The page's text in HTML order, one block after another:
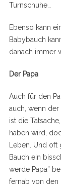
Turnschuhe…
Ebenso kann
Babybauch
danach immer
Der Papa
Auch für den
auch, wenn der
ist die
haben wird,
Leben. Und
Bauch ein
werde Papa”
fernab von den
a
r
c
h
o
r